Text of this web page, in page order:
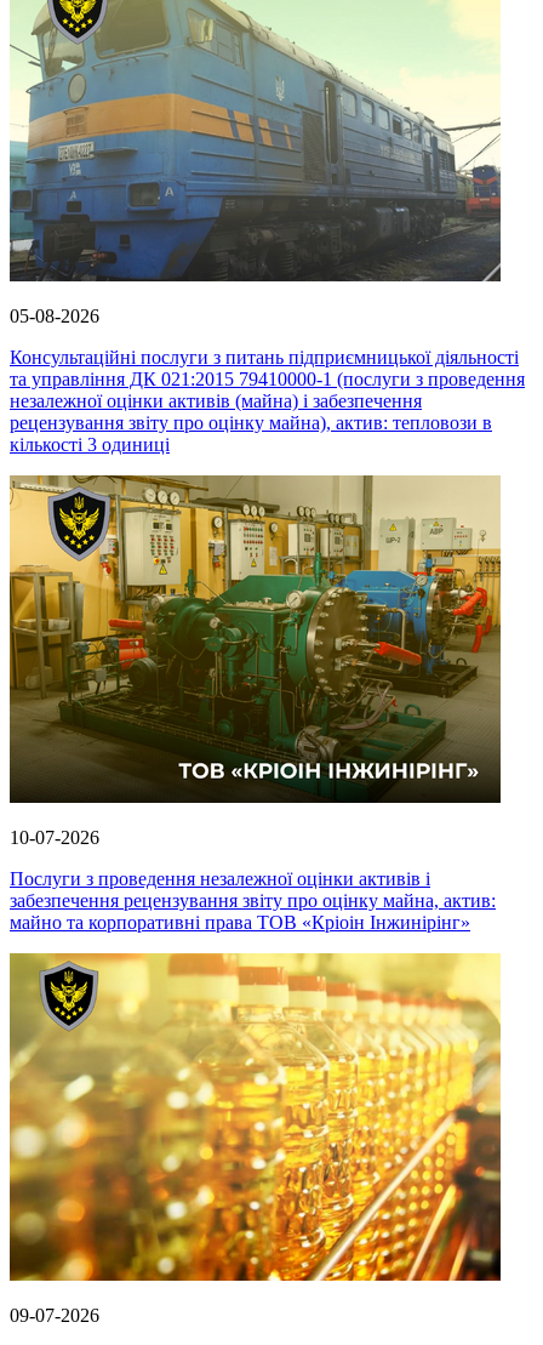
05-08-2026
Консультаційні послуги з питань підприємницької діяльності
та управління ДК 021:2015 79410000-1 (послуги з проведення
незалежної оцінки активів (майна) і забезпечення
рецензування звіту про оцінку майна), актив: тепловози в
кількості 3 одиниці
10-07-2026
Послуги з проведення незалежної оцінки активів і
забезпечення рецензування звіту про оцінку майна, актив:
майно та корпоративні права ТОВ «Кріоін Інжинірінг»
09-07-2026